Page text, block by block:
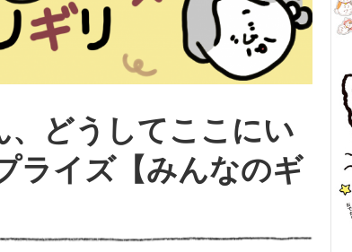
、どうしてここにい
ライズ【みんなのギ